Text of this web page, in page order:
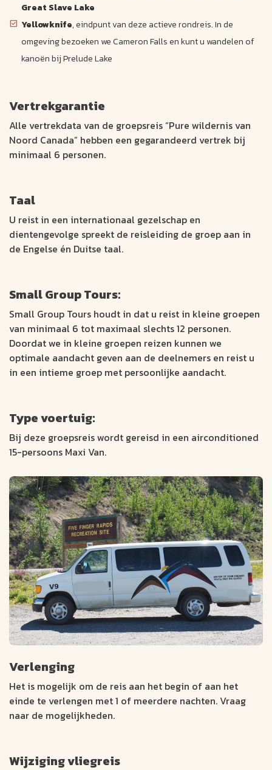
Great Slave Lake
Yellowknife, eindpunt van deze actieve rondreis. In de
omgeving bezoeken we Cameron Falls en kunt u wandelen of
kanoën bij Prelude Lake
Vertrekgarantie
Alle vertrekdata van de groepsreis “Pure wildernis van
Noord Canada” hebben een gegarandeerd vertrek bij
minimaal 6 personen.
Taal
U reist in een internationaal gezelschap en
dientengevolge spreekt de reisleiding de groep aan in
de Engelse én Duitse taal.
Small Group Tours:
Small Group Tours houdt in dat u reist in kleine groepen
van minimaal 6 tot maximaal slechts 12 personen.
Doordat we in kleine groepen reizen kunnen we
optimale aandacht geven aan de deelnemers en reist u
in een intieme groep met persoonlijke aandacht.
Type voertuig:
Bij deze groepsreis wordt gereisd in een airconditioned
15-persoons Maxi Van.
Verlenging
Het is mogelijk om de reis aan het begin of aan het
einde te verlengen met 1 of meerdere nachten. Vraag
naar de mogelijkheden.
Wijziging vliegreis